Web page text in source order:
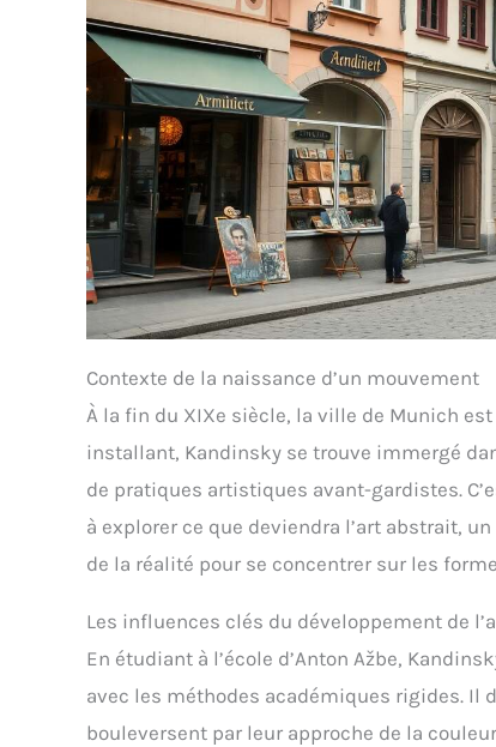
Contexte de la naissance d’un mouvement
À la fin du XIXe siècle, la ville de Munich
installant, Kandinsky se trouve immergé
de pratiques artistiques avant-gardistes.
à explorer ce que deviendra l’art abstrait,
de la réalité pour se concentrer sur les
Les influences clés du développement de
En étudiant à l’école d’Anton Ažbe,
avec les méthodes académiques rigides. Il
bouleversent par leur approche de la